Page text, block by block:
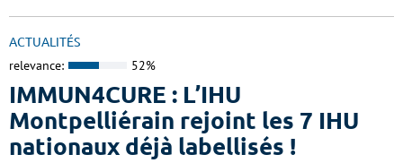
ACTUALITÉS
relevance: 52%
IMMUN4CURE : L’IHU
Montpelliérain rejoint les 7 IHU
nationaux déjà labellisés !